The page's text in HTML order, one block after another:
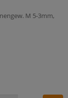
M 5-3mm,